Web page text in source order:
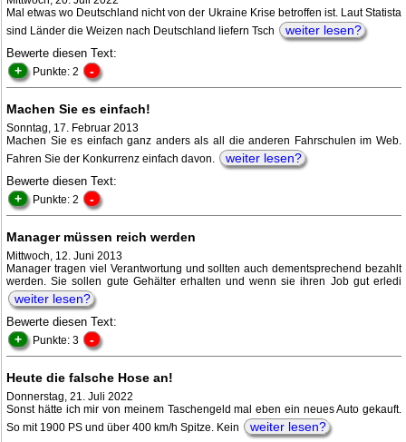
Mal etwas wo Deutschland nicht von der Ukraine Krise betroffen ist. Laut Statista
sind Länder die Weizen nach Deutschland liefern Tsch
weiter lesen?
Bewerte diesen Text:
+ Punkte: 2 -
Machen Sie es einfach!
Sonntag, 17. Februar 2013
Machen Sie es einfach ganz anders als all die anderen Fahrschulen im Web.
Fahren Sie der Konkurrenz einfach davon.
weiter lesen?
Bewerte diesen Text:
+ Punkte: 2 -
Manager müssen reich werden
Mittwoch, 12. Juni 2013
Manager tragen viel Verantwortung und sollten auch dementsprechend bezahlt
werden. Sie sollen gute Gehälter erhalten und wenn sie ihren Job gut erledi
weiter lesen?
Bewerte diesen Text:
+ Punkte: 3 -
Heute die falsche Hose an!
Donnerstag, 21. Juli 2022
Sonst hätte ich mir von meinem Taschengeld mal eben ein neues Auto gekauft.
So mit 1900 PS und über 400 km/h Spitze. Kein
weiter lesen?